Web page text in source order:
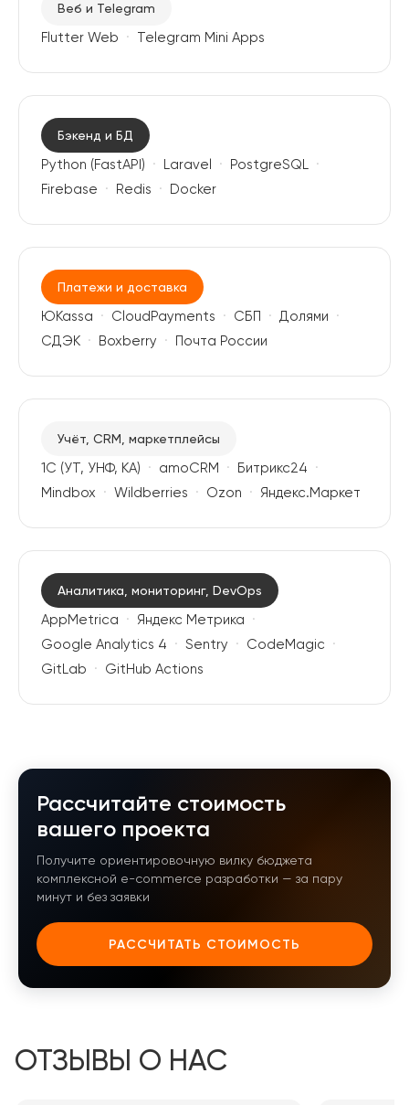
Веб и Telegram
Flutter Web Telegram Mini Apps
Бэкенд и БД
Python (FastAPI) Laravel
PostgreSQL
Firebase
Redis Docker
Платежи и доставка
ЮKassa CloudPayments СБП
Долями
СДЭК
Boxberry Почта России
Учёт, CRM, маркетплейсы
1С (УТ, УНФ, КА) amoCRM
Битрикс24
Mindbox
Wildberries Ozon Яндекс.Маркет
Аналитика, мониторинг, DevOps
AppMetrica
Яндекс Метрика
Google Analytics 4
Sentry
CodeMagic
GitLab
GitHub Actions
Рассчитайте стоимость
вашего проекта
Получите ориентировочную вилку бюджета
комплексной e-commerce разработки — за пару
минут и без заявки
РАССЧИТАТЬ СТОИМОСТЬ
ОТЗЫВЫ О НАС